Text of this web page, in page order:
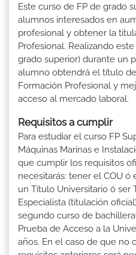
Este curso de FP de grado
alumnos interesados en
profesional y obtener la
Profesional. Realizando
grado superior) durante un
alumno obtendrá el título
Formación Profesional y
acceso al mercado laboral.
Requisitos a cumplir
Para estudiar el curso FP
Máquinas Marinas e
que cumplir los requisitos
necesitarás: tener el COU
un Título Universitario ó ser
Especialista (titulación
segundo curso de
Prueba de Acceso a la
años. En el caso de que no